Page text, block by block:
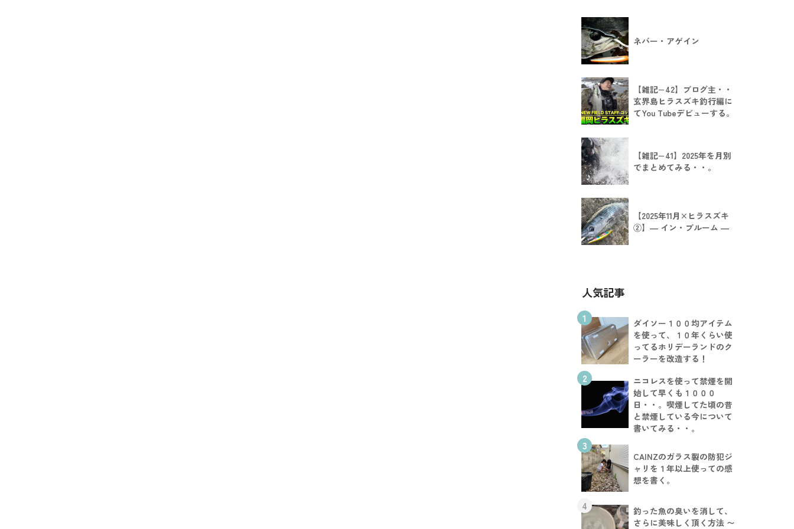
ネバー・アゲイン
【雑記−42】ブログ主・・
玄界島ヒラスズキ釣行編に
てYou Tubeデビューする。
【雑記−41】2025年を月別
でまとめてみる・・。
【2025年11月×ヒラスズキ
②】― イン・ブルーム ―
人気記事
1
ダイソー１００均アイテム
を使って、１０年くらい使
ってるホリデーランドのク
ーラーを改造する！
2
ニコレスを使って禁煙を開
始して早くも１０００
日・・。喫煙してた頃の昔
と禁煙している今について
書いてみる・・。
3
CAINZのガラス製の防犯ジ
ャリを１年以上使っての感
想を書く。
4
釣った魚の臭いを消して、
さらに美味しく頂く方法 〜